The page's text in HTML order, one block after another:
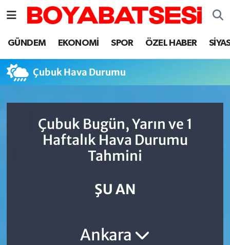
GÜNDEM EKONOMİ SPOR ÖZEL HABER
Çubuk Hava Durumu
Çubuk Bugün, Yarın ve 1
Haftalık Hava Durumu
Tahmini
ŞU AN
Ankara
Sinop Nöbetçi Eczaneler
Sinop Hava Durumu
Sinop Trafik Yoğunluk Haritası
Süper Lig Puan Durumu ve Fikstür
Son Dakika Haberleri